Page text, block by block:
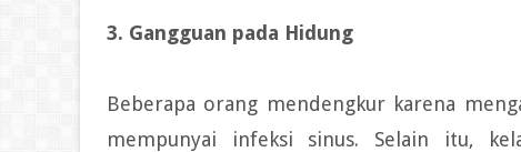
3. Gangguan pada Hidung
Beberapa orang mendengkur karena
mempunyai infeksi sinus. Selain itu,